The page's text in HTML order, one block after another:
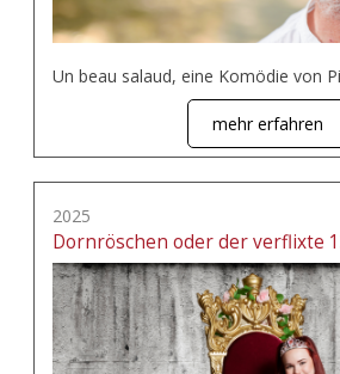
Un beau salaud, eine Komödie von
mehr erfahren
2025
Dornröschen oder der verflixte